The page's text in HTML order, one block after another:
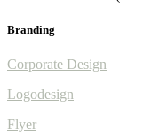
Branding
Corporate Design
Logodesign
Flyer